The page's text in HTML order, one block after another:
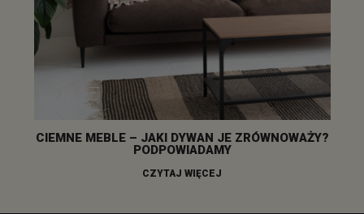
CIEMNE MEBLE – JAKI DYWAN JE ZRÓWNOWAŻY?
PODPOWIADAMY
CZYTAJ WIĘCEJ